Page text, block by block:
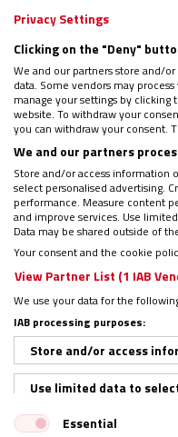
Síguenos en:
PorElena
El
sábado, 30
(Portugal),
(Estados
Privacy Settings
Clicking on the "Deny"
We and our partners store and/
data. Some vendors may
manage your settings by
website. To withdraw your
you can withdraw your consent.
We and our partners
Store and/or access information
select personalised advertising.
performance. Measure content
and improve services. Use
Data may be shared outside of
Your consent and the cookie
View Partner List (1 IAB
We use your data for the
IAB processing purposes:
Store and/or access
Use limited data to
Create profiles for
Essential